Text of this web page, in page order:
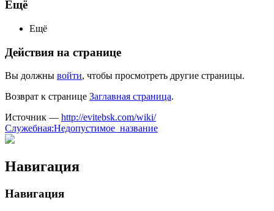
Ещё
Ещё
Действия на странице
Вы должны войти, чтобы просмотреть другие страницы.
Возврат к странице Заглавная страница.
Источник — http://evitebsk.com/wiki/
Служебная:Недопустимое_название
Навигация
Навигация